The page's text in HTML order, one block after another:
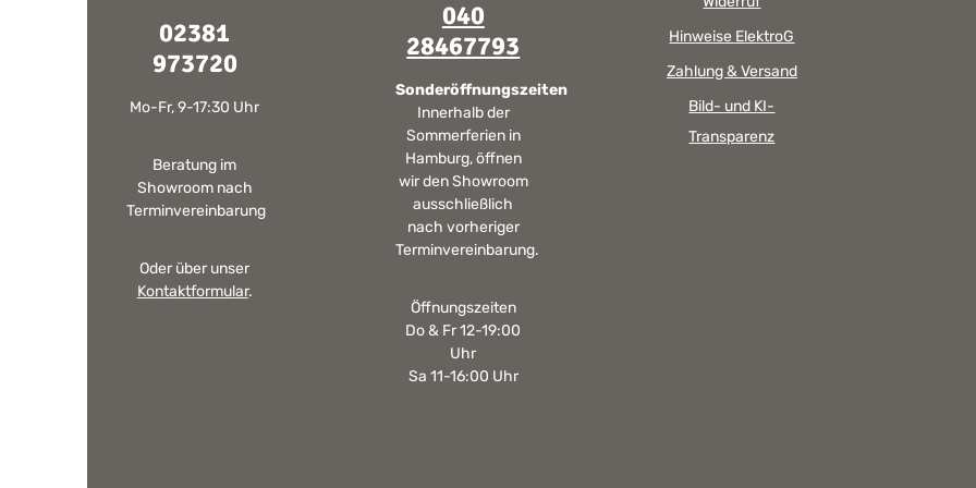
02381
973720
Mo-Fr, 9-17:30 Uhr
Beratung im
Showroom nach
Terminvereinbarung
Oder über unser
Kontaktformular.
040
28467793
Sonderöffnungszeiten
Innerhalb der
Sommerferien in
Hamburg, öffnen
wir den Showroom
ausschließlich
nach vorheriger
Terminvereinbarung.
Öffnungszeiten
Do & Fr 12-19:00
Uhr
Sa 11-16:00 Uhr
Hinweise ElektroG
Zahlung & Versand
Bild- und KI-
Transparenz